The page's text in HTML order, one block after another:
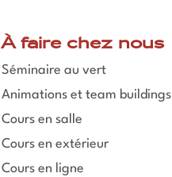
À faire chez nous
Séminaire au vert
Animations et team buildings
Cours en salle
Cours en extérieur
Cours en ligne